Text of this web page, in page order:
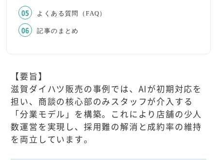
よくある質問（FAQ）
記事のまとめ
【要旨】
滋賀ダイハツ販売の事例では、AIが初期対応を
担い、商談の核心部のみスタッフが介入する
「分業モデル」を構築。これにより店舗の少人
数運営を実現し、採用難の解消と成約率の維持
を両立しています。